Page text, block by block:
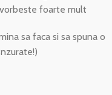
foarte mult
sa faca si sa spuna o